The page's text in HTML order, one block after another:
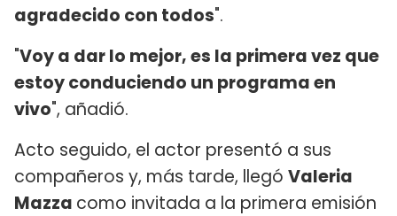
agradecido con todos".
"Voy a dar lo mejor, es la primera vez que
estoy conduciendo un programa en
vivo", añadió.
Acto seguido, el actor presentó a sus
compañeros y, más tarde, llegó Valeria
Mazza como invitada a la primera emisión